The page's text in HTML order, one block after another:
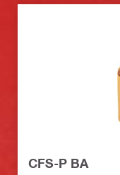
CFS-P BA